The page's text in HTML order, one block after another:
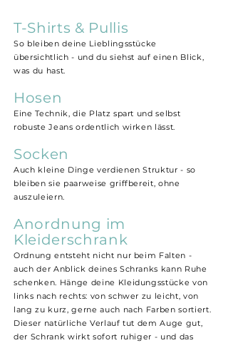
T-Shirts & Pullis
So bleiben deine Lieblingsstücke
übersichtlich - und du siehst auf einen Blick,
was du hast.
Hosen
Eine Technik, die Platz spart und selbst
robuste Jeans ordentlich wirken lässt.
Socken
Auch kleine Dinge verdienen Struktur - so
bleiben sie paarweise griffbereit, ohne
auszuleiern.
Anordnung im
Kleiderschrank
Ordnung entsteht nicht nur beim Falten -
auch der Anblick deines Schranks kann Ruhe
schenken. Hänge deine Kleidungsstücke von
links nach rechts: von schwer zu leicht, von
lang zu kurz, gerne auch nach Farben sortiert.
Dieser natürliche Verlauf tut dem Auge gut,
der Schrank wirkt sofort ruhiger - und das